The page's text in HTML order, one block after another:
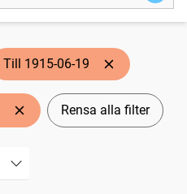
Till 1915-06-19
Rensa alla filter